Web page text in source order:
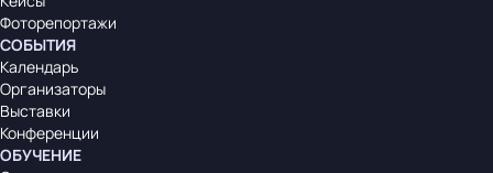
Фоторепортажи
СОБЫТИЯ
Календарь
Организаторы
Выставки
Конференции
ОБУЧЕНИЕ